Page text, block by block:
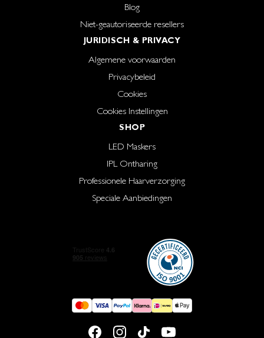
Blog
Niet-geautoriseerde resellers
JURIDISCH & PRIVACY
Algemene voorwaarden
Privacybeleid
Cookies
Cookies Instellingen
SHOP
LED Maskers
IPL Ontharing
Professionele Haarverzorging
Speciale Aanbiedingen